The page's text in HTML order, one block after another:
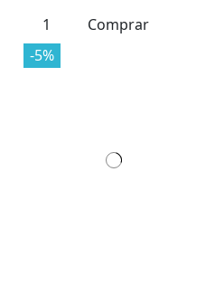
Comprar
-5%